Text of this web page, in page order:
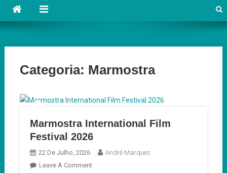
Categoria: Marmostra
Marmostra International Film
Festival 2026
22 De Julho, 2026
André Marques
Leave A CommentOn